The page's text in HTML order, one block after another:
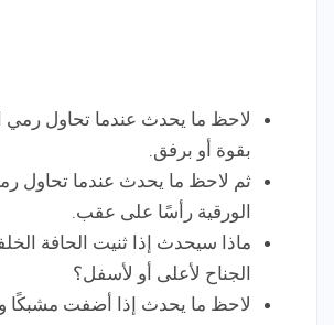
لاحظ ما يحدث عندما تحاول رمي
بقوة أو برفق.
ثم لاحظ ما يحدث عندما تحاول
الورقية رأسًا على عقب.
ماذا سيحدث إذا ثنيت الحافة
الجناح لأعلى أو لأسفل؟
لاحظ ما يحدث إذا أضفت مشبكًا